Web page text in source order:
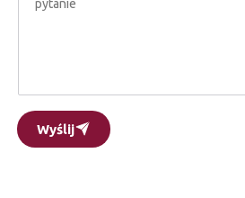
Wyślij